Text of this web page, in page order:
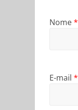
Nome*
E-mail *